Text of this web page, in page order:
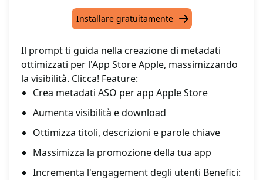
Installare gratuitamente
Il prompt ti guida nella creazione di metadati
ottimizzati per l'App Store Apple, massimizzando
la visibilità. Clicca! Feature:
Crea metadati ASO per app Apple Store
Aumenta visibilità e download
Ottimizza titoli, descrizioni e parole chiave
Massimizza la promozione della tua app
Incrementa l'engagement degli utenti Benefici: